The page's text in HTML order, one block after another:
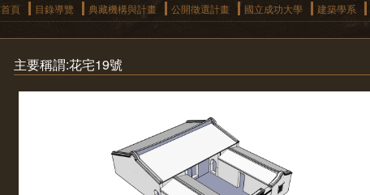
首頁
目錄導覽 典藏機構與計畫 公開徵選計畫 國立成功大學 建築學系
主要稱謂:花宅19號